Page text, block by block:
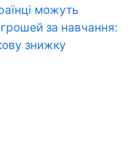
можуть
за навчання:
знижку